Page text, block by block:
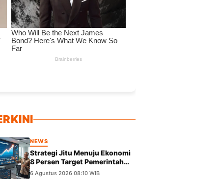
NEWS
Strategi Jitu Menuju Ekonomi
8 Persen Target Pemerintah
dan Kunci Pertumbuhannya
6 Agustus 2026 08:10 WIB